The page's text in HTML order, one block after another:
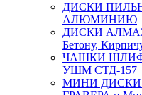
ДИСКИ
АЛЮМИНИЮ
ДИСКИ
Бетону,
ЧАШКИ
УШМ СТД-157
МИНИ ДИСКИ